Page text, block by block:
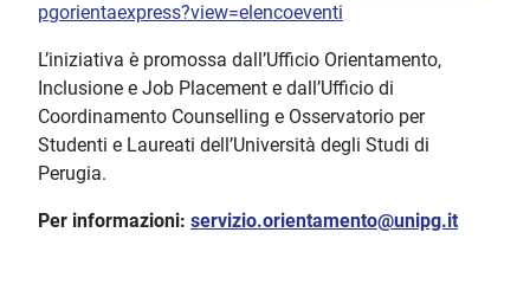
pgorientaexpress?view=elencoeventi
L’iniziativa è promossa dall’Ufficio Orientamento,
Inclusione e Job Placement e dall’Ufficio di
Coordinamento Counselling e Osservatorio per
Studenti e Laureati dell’Università degli Studi di
Perugia.
Per informazioni: servizio.orientamento@unipg.it